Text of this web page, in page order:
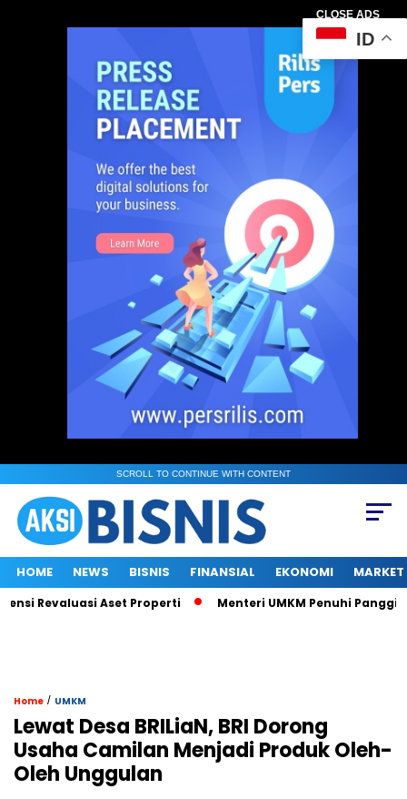
CLOSE ADS
SCROLL TO CONTINUE WITH CONTENT
HOME NEWS BISNIS FINANSIAL EKONOMI MARKET
Revaluasi Aset Properti Menteri UMKM Penuhi Panggilan
Home / UMKM
Lewat Desa BRILiaN, BRI Dorong
Usaha Camilan Menjadi Produk Oleh-
Oleh Unggulan
ID